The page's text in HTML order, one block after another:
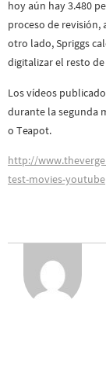
hoy aún hay 3.480
proceso de revisión,
otro lado, Spriggs
digitalizar el resto
Los vídeos
durante la segunda
o Teapot.
http://
test-movies-youtube